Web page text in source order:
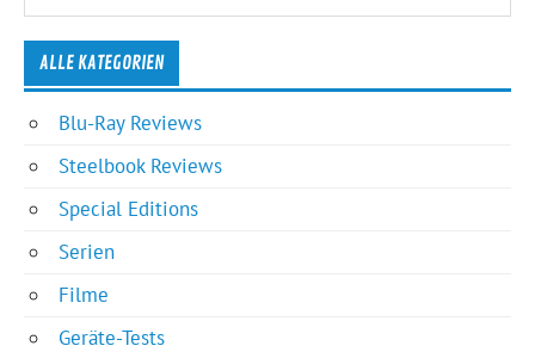
ALLE KATEGORIEN
Blu-Ray Reviews
Steelbook Reviews
Special Editions
Serien
Filme
Geräte-Tests